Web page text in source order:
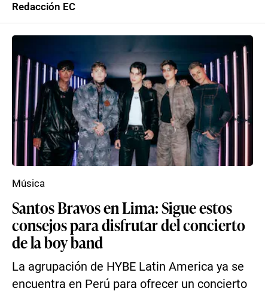
Redacción EC
Santos Bravos en Lima: Sigue estos
consejos para disfrutar del concierto
de la boy band
La agrupación de HYBE Latin America ya se
encuentra en Perú para ofrecer un concierto
Música